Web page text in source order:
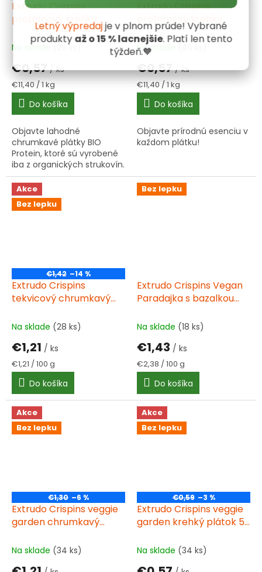
Extrudo Crispins
proteínový krehký
plátok 50 g BIO
Na sklade (26 ks)
€0,57/ ks
Jednotková
cena:
€11,40 / 1 kg
Do košíka
Objavte lahodné
chrumkavé plátky BIO
Protein, ktoré sú vyrobené
iba z organických strukovín.
Extrudo Crispins
proteínový krehký
plátok s bylinkami 50 g
BIO
Na sklade
€0,57/ ks
Jednotková
cena:
€11,40 / 1 kg
Do košíka
Objavte prírodnú esenciu v
každom plátku!
Akce
Bez lepku
€1,42 –14 %
Extrudo Crispins
tekvicový chrumkavý
Na sklade (28 ks)
€1,21 / ks
Jednotková
cena:
€1,21 / 100 g
Do košíka
Bez lepku
Extrudo Crispins Vegan
Paradajka s bazalkou
Na sklade (18 ks)
€1,43 / ks
Jednotková
cena:
€2,38 / 100 g
Do košíka
Akce
Bez lepku
€1,30 –6 %
Extrudo Crispins veggie
garden chrumkavý
Na sklade (34 ks)
Akce
Bez lepku
€0,59 –3 %
Extrudo Crispins veggie
garden krehký plátok 50
Na sklade (34 ks)
Letný výpredajje v plnom prúde! Vybrané
produktyaž o 15 % lacnejšie. Platí len tento
týždeň.🧡